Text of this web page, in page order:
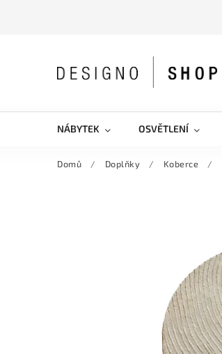
NÁBYTEK OSVĚTLENÍ
Domů / Doplňky / Koberce /